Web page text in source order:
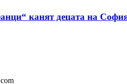
канят децата на